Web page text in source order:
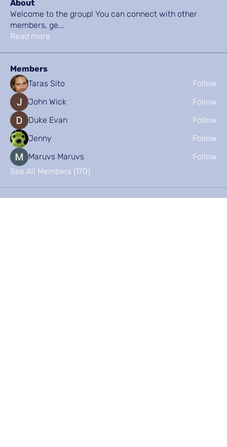
About
Welcome to the group! You can connect with other
members, ge...
Read more
Members
Taras Sito
Follow
John Wick
Follow
Duke Evan
Follow
Jenny
Follow
Maruvs Maruvs
Follow
See All Members (170)